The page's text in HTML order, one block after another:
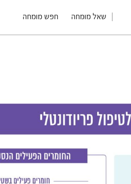
שאל מומחה חפש מומחה